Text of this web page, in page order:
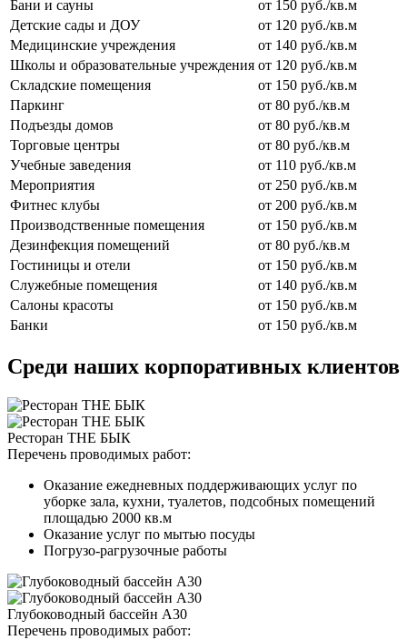
Бани и сауны
от 150 руб./кв.м
Детские сады и ДОУ
от 120 руб./кв.м
Медицинские учреждения
от 140 руб./кв.м
Школы и образовательные учреждения от 120 руб./кв.м
Складские помещения
от 150 руб./кв.м
Паркинг
от 80 руб./кв.м
Подъезды домов
от 80 руб./кв.м
Торговые центры
от 80 руб./кв.м
Учебные заведения
от 110 руб./кв.м
Мероприятия
от 250 руб./кв.м
Фитнес клубы
от 200 руб./кв.м
Производственные помещения
от 150 руб./кв.м
Дезинфекция помещений
от 80 руб./кв.м
Гостиницы и отели
от 150 руб./кв.м
Служебные помещения
от 140 руб./кв.м
Салоны красоты
от 150 руб./кв.м
Банки
от 150 руб./кв.м
Среди наших корпоративных клиентов
Ресторан THE БЫК
Перечень проводимых работ:
Оказание ежедневных поддерживающих услуг по
уборке зала, кухни, туалетов, подсобных помещений
площадью 2000 кв.м
Оказание услуг по мытью посуды
Погрузо-рагрузочные работы
Глубоководный бассейн А30
Перечень проводимых работ: